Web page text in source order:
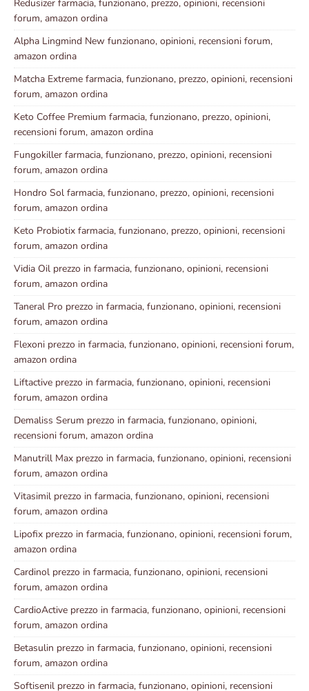
Redusizer farmacia, funzionano, prezzo, opinioni, recensioni
forum, amazon ordina
Alpha Lingmind New funzionano, opinioni, recensioni forum,
amazon ordina
Matcha Extreme farmacia, funzionano, prezzo, opinioni, recensioni
forum, amazon ordina
Keto Coffee Premium farmacia, funzionano, prezzo, opinioni,
recensioni forum, amazon ordina
Fungokiller farmacia, funzionano, prezzo, opinioni, recensioni
forum, amazon ordina
Hondro Sol farmacia, funzionano, prezzo, opinioni, recensioni
forum, amazon ordina
Keto Probiotix farmacia, funzionano, prezzo, opinioni, recensioni
forum, amazon ordina
Vidia Oil prezzo in farmacia, funzionano, opinioni, recensioni
forum, amazon ordina
Taneral Pro prezzo in farmacia, funzionano, opinioni, recensioni
forum, amazon ordina
Flexoni prezzo in farmacia, funzionano, opinioni, recensioni forum,
amazon ordina
Liftactive prezzo in farmacia, funzionano, opinioni, recensioni
forum, amazon ordina
Demaliss Serum prezzo in farmacia, funzionano, opinioni,
recensioni forum, amazon ordina
Manutrill Max prezzo in farmacia, funzionano, opinioni, recensioni
forum, amazon ordina
Vitasimil prezzo in farmacia, funzionano, opinioni, recensioni
forum, amazon ordina
Lipofix prezzo in farmacia, funzionano, opinioni, recensioni forum,
amazon ordina
Cardinol prezzo in farmacia, funzionano, opinioni, recensioni
forum, amazon ordina
CardioActive prezzo in farmacia, funzionano, opinioni, recensioni
forum, amazon ordina
Betasulin prezzo in farmacia, funzionano, opinioni, recensioni
forum, amazon ordina
Softisenil prezzo in farmacia, funzionano, opinioni, recensioni